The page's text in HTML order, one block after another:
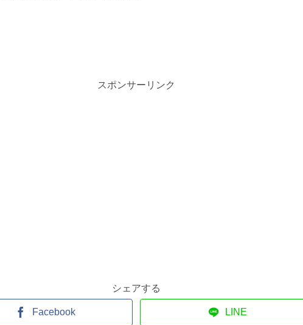
スポンサーリンク
シェアする
Facebook LINE